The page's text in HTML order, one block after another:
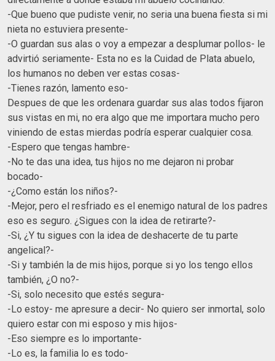
-Que bueno que pudiste venir, no seria una buena fiesta si mi
nieta no estuviera presente-
-O guardan sus alas o voy a empezar a desplumar pollos- le
advirtió seriamente- Esta no es la Cuidad de Plata abuelo,
los humanos no deben ver estas cosas-
-Tienes razón, lamento eso-
Despues de que les ordenara guardar sus alas todos fijaron
sus vistas en mi, no era algo que me importara mucho pero
viniendo de estas mierdas podría esperar cualquier cosa.
-Espero que tengas hambre-
-No te das una idea, tus hijos no me dejaron ni probar
bocado-
-¿Como están los niños?-
-Mejor, pero el resfriado es el enemigo natural de los padres
eso es seguro. ¿Sigues con la idea de retirarte?-
-Si, ¿Y tu sigues con la idea de deshacerte de tu parte
angelical?-
-Si y también la de mis hijos, porque si yo los tengo ellos
también, ¿O no?-
-Si, solo necesito que estés segura-
-Lo estoy- me apresure a decir- No quiero ser inmortal, solo
quiero estar con mi esposo y mis hijos-
-Eso siempre es lo importante-
-Lo es, la familia lo es todo-